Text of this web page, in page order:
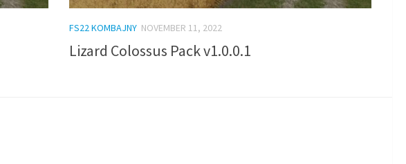
FS22 KOMBAJNY NOVEMBER 11, 2022
Lizard Colossus Pack v1.0.0.1